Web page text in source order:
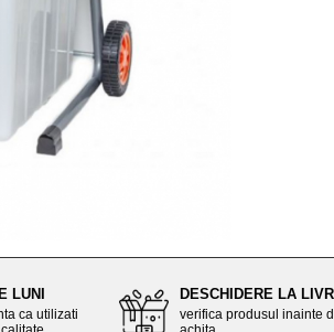
LUNI
ca utilizati
DESCHIDERE LA
verifica produsul inainte